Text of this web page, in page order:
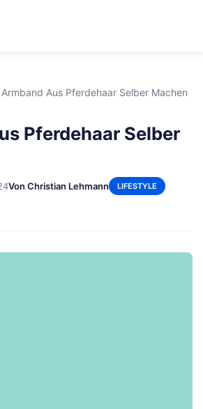
Armband Aus Pferdehaar Selber Machen
Pferdehaar Selber
Von Christian Lehmann LIFESTYLE